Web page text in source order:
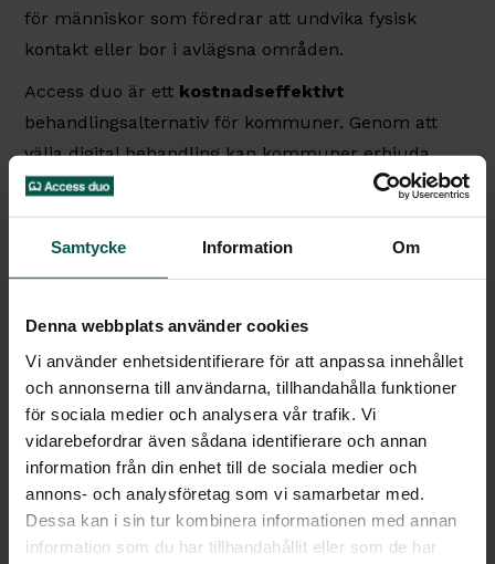
Samtycke Information Om
Denna webbplats använder cookies
Vi använder enhetsidentifierare för att anpassa innehållet
och annonserna till användarna, tillhandahålla funktioner
för sociala medier och analysera vår trafik. Vi
vidarebefordrar även sådana identifierare och annan
information från din enhet till de sociala medier och
annons- och analysföretag som vi samarbetar med.
Dessa kan i sin tur kombinera informationen med annan
information som du har tillhandahållit eller som de har
för människor som föredrar att undvika fysisk
kontakt eller bor i avlägsna områden.
Access duo är ett kostnadseffektivt
behandlingsalternativ för kommuner. Genom att
välja digital behandling kan kommuner erbjuda
flerindivider stöd utan att öka budgeten för fysiska
resor eller mötesutrymmen. Vårpatientsäkra
plattform möjliggör också kontinuerlig uppföljning
och rapportering, vilket sparar tid för era
företagskunder och privatklienter. Vi skräddarsyr
varje behandlingsplan efter individens behov och
specifika situation. Vår digitala lösning ger oss
möjlighet att anpassa insatserna snabbt utifrån
förändrade behov och omedelbart sätta in resurser
för att förebygga eller förhindra återfall.
Sist men inte minst vill vi lyfta fram våra duktiga